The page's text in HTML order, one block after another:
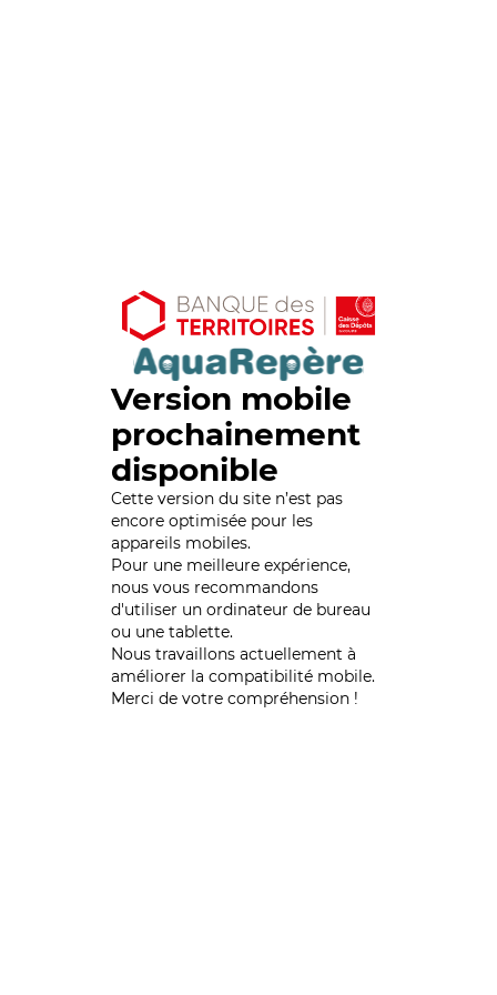
Version mobile
prochainement
disponible
Cette version du site n’est pas
encore optimisée pour les
appareils mobiles.
Pour une meilleure expérience,
nous vous recommandons
d'utiliser un ordinateur de bureau
ou une tablette.
Nous travaillons actuellement à
améliorer la compatibilité mobile.
Merci de votre compréhension !